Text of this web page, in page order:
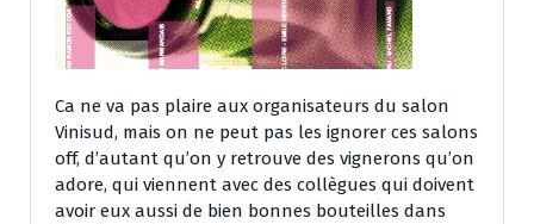
Ca ne va pas plaire aux organisateurs du salon
Vinisud, mais on ne peut pas les ignorer ces salons
off, d’autant qu’on y retrouve des vignerons qu’on
adore, qui viennent avec des collègues qui doivent
avoir eux aussi de bien bonnes bouteilles dans